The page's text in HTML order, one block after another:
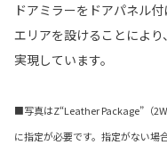
ドアミラーをドアパネル
エリアを設けることによ
実現しています。
■写真はZ“Leather Package”（
に指定が必要です。指定がない